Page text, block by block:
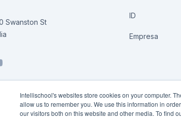
Intellischool's websites store cookies on your computer.
allow us to remember you. We use this information in
our visitors both on this website and other media. To find
Swanston St
ID
Empresa